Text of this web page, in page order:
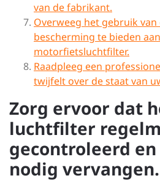
van de fabrikant.
Overweeg het gebruik
bescherming te bieden
motorfietsluchtfilter.
Raadpleeg een
twijfelt over de staat van
Zorg ervoor dat
luchtfilter
gecontroleerd
nodig vervangen.